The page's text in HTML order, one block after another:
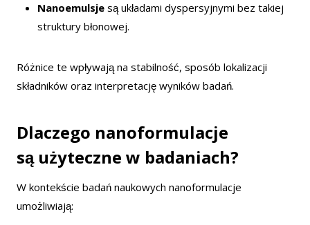
Nanoemulsje są układami dyspersyjnymi bez takiej
struktury błonowej.
Różnice te wpływają na stabilność, sposób lokalizacji
składników oraz interpretację wyników badań.
Dlaczego nanoformulacje
są użyteczne w badaniach?
W kontekście badań naukowych nanoformulacje
umożliwiają: